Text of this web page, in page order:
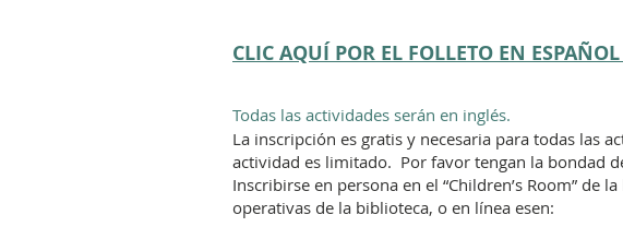
CLIC AQUÍ POR EL FOLLETO EN
Todas las actividades serán en inglés.
La inscripción es gratis y necesaria para todas las
actividad es limitado. Por favor tengan la bondad
Inscribirse en persona en el “Children’s Room”
operativas de la biblioteca, o en línea esen: